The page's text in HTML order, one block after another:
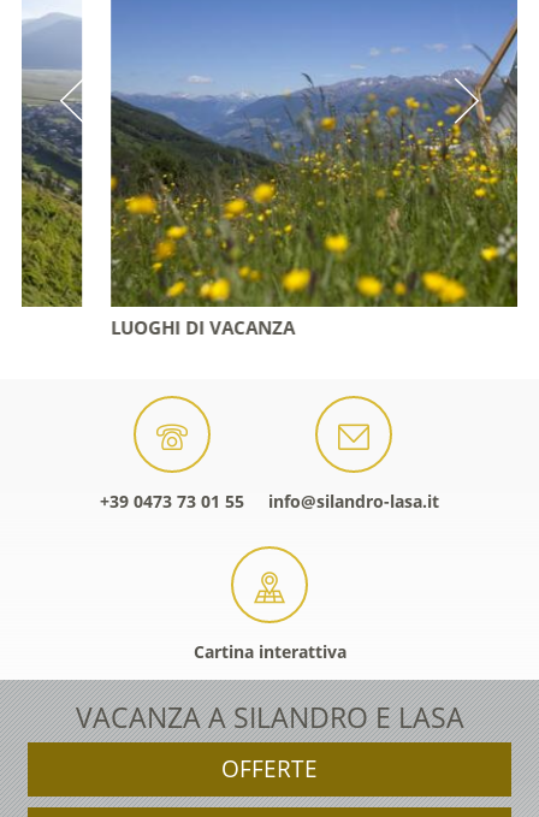
LUOGHI DI VACANZA
+39 0473 73 01 55 info@silandro-lasa.it
Cartina interattiva
VACANZA A SILANDRO E LASA
OFFERTE